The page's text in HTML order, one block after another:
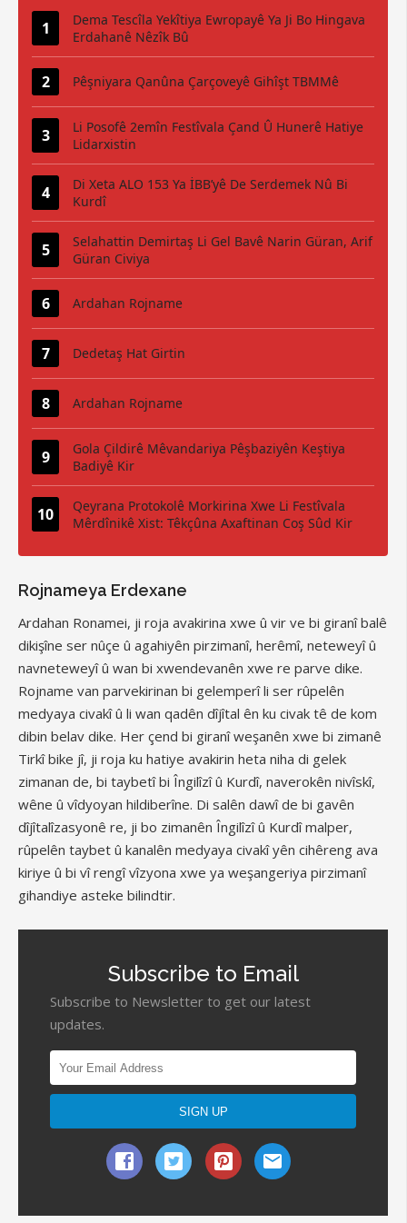
Dema Tescîla Yekîtiya Ewropayê Ya Ji Bo Hingava
Erdahanê Nêzîk Bû
Pêşniyara Qanûna Çarçoveyê Gihîşt TBMMê
Li Posofê 2emîn Festîvala Çand Û Hunerê Hatiye
Lidarxistin
Di Xeta ALO 153 Ya İBB’yê De Serdemek Nû Bi
Kurdî
Selahattin Demirtaş Li Gel Bavê Narin Güran, Arif
Güran Civiya
Ardahan Rojname
Dedetaş Hat Girtin
Ardahan Rojname
Gola Çildirê Mêvandariya Pêşbaziyên Keştiya
Badiyê Kir
Qeyrana Protokolê Morkirina Xwe Li Festîvala
Mêrdînikê Xist: Têkçûna Axaftinan Coş Sûd Kir
Rojnameya Erdexane
Ardahan Ronamei, ji roja avakirina xwe û vir ve bi giranî balê
dikişîne ser nûçe û agahiyên pirzimanî, herêmî, neteweyî û
navneteweyî û wan bi xwendevanên xwe re parve dike.
Rojname van parvekirinan bi gelemperî li ser rûpelên
medyaya civakî û li wan qadên dîjîtal ên ku civak tê de kom
dibin belav dike. Her çend bi giranî weşanên xwe bi zimanê
Tirkî bike jî, ji roja ku hatiye avakirin heta niha di gelek
zimanan de, bi taybetî bi Îngilîzî û Kurdî, naverokên nivîskî,
wêne û vîdyoyan hildiberîne. Di salên dawî de bi gavên
dîjîtalîzasyonê re, ji bo zimanên Îngilîzî û Kurdî malper,
rûpelên taybet û kanalên medyaya civakî yên cihêreng ava
kiriye û bi vî rengî vîzyona xwe ya weşangeriya pirzimanî
gihandiye asteke bilindtir.
Subscribe to Email
Subscribe to Newsletter to get our latest
updates.